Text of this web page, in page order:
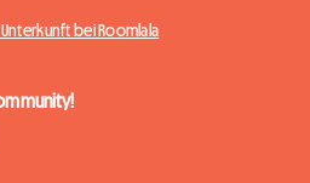
bei Roomlala